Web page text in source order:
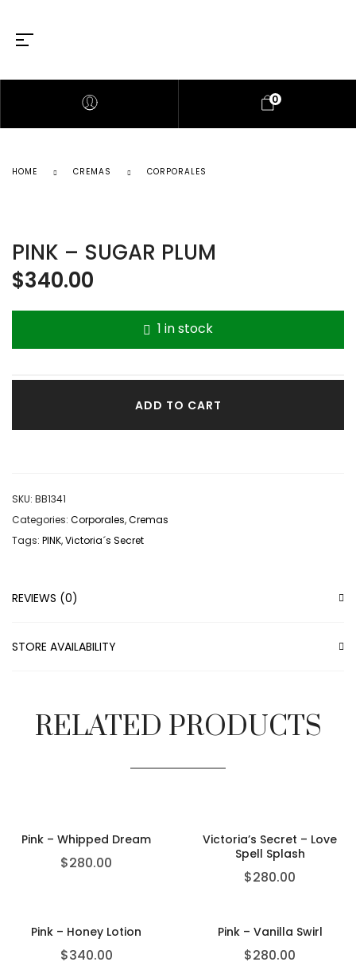
0
HOME CREMAS CORPORALES
PINK – SUGAR PLUM
$340.00
1 in stock
ADD TO CART
SKU: BB1341
Categories: Corporales,Cremas
Tags: PINK,Victoria´s Secret
REVIEWS (0)
STORE AVAILABILITY
RELATED PRODUCTS
Pink – Whipped Dream
$280.00
Victoria’s Secret – Love
Spell Splash
$280.00
Pink – Honey Lotion
$340.00
Pink – Vanilla Swirl
$280.00